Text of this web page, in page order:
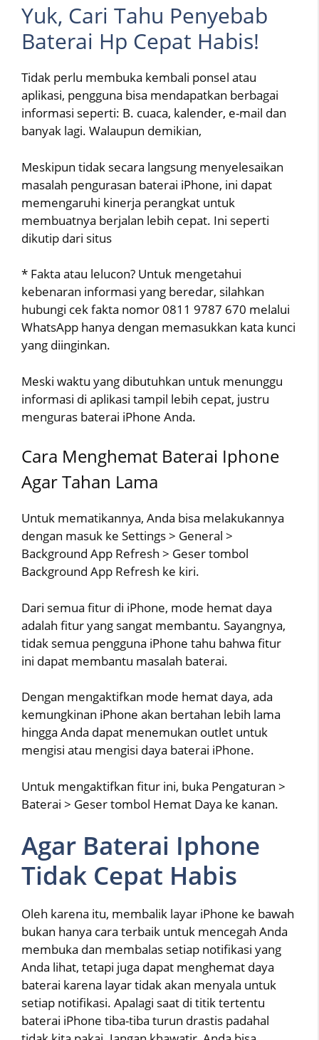
Yuk, Cari Tahu Penyebab
Baterai Hp Cepat Habis!
Tidak perlu membuka kembali ponsel atau
aplikasi, pengguna bisa mendapatkan berbagai
informasi seperti: B. cuaca, kalender, e-mail dan
banyak lagi. Walaupun demikian,
Meskipun tidak secara langsung menyelesaikan
masalah pengurasan baterai iPhone, ini dapat
memengaruhi kinerja perangkat untuk
membuatnya berjalan lebih cepat. Ini seperti
dikutip dari situs
* Fakta atau lelucon? Untuk mengetahui
kebenaran informasi yang beredar, silahkan
hubungi cek fakta nomor 0811 9787 670 melalui
WhatsApp hanya dengan memasukkan kata kunci
yang diinginkan.
Meski waktu yang dibutuhkan untuk menunggu
informasi di aplikasi tampil lebih cepat, justru
menguras baterai iPhone Anda.
Cara Menghemat Baterai Iphone
Agar Tahan Lama
Untuk mematikannya, Anda bisa melakukannya
dengan masuk ke Settings > General >
Background App Refresh > Geser tombol
Background App Refresh ke kiri.
Dari semua fitur di iPhone, mode hemat daya
adalah fitur yang sangat membantu. Sayangnya,
tidak semua pengguna iPhone tahu bahwa fitur
ini dapat membantu masalah baterai.
Dengan mengaktifkan mode hemat daya, ada
kemungkinan iPhone akan bertahan lebih lama
hingga Anda dapat menemukan outlet untuk
mengisi atau mengisi daya baterai iPhone.
Untuk mengaktifkan fitur ini, buka Pengaturan >
Baterai > Geser tombol Hemat Daya ke kanan.
Agar Baterai Iphone
Tidak Cepat Habis
Oleh karena itu, membalik layar iPhone ke bawah
bukan hanya cara terbaik untuk mencegah Anda
membuka dan membalas setiap notifikasi yang
Anda lihat, tetapi juga dapat menghemat daya
baterai karena layar tidak akan menyala untuk
setiap notifikasi. Apalagi saat di titik tertentu
baterai iPhone tiba-tiba turun drastis padahal